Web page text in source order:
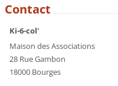
Contact
Ki-6-col'
Maison des Associations
28 Rue Gambon
18000 Bourges